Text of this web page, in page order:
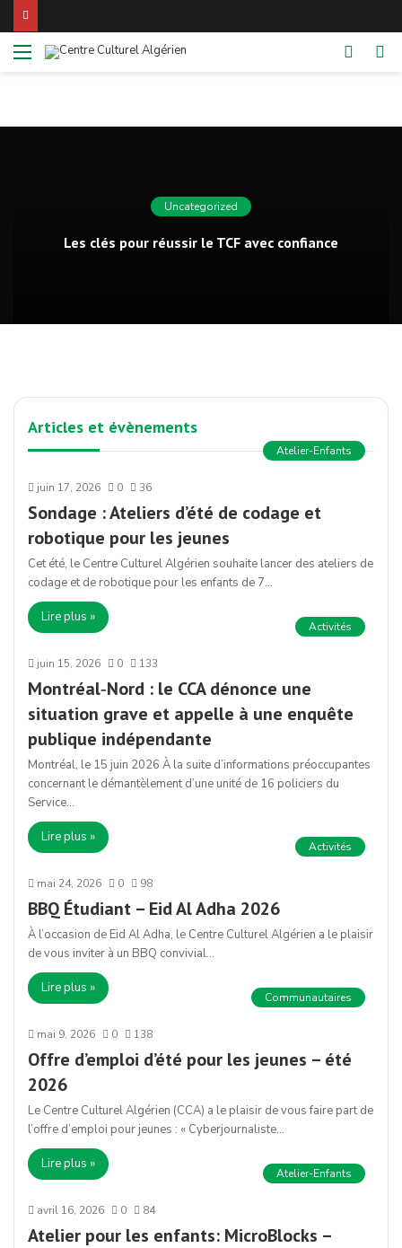
Menu
Switch
Uncategorized
Les clés pour réussir le TCF avec confiance
Articles et évènements
Atelier-Enfants
juin 17, 2026 0 36
Sondage : Ateliers d’été de codage et
robotique pour les jeunes
Cet été, le Centre Culturel Algérien souhaite lancer des ateliers de
codage et de robotique pour les enfants de 7…
Lire plus »
Activités
juin 15, 2026 0 133
Montréal‑Nord : le CCA dénonce une
situation grave et appelle à une enquête
publique indépendante
Montréal, le 15 juin 2026 À la suite d’informations préoccupantes
concernant le démantèlement d’une unité de 16 policiers du
Service…
Lire plus »
Activités
mai 24, 2026 0 98
BBQ Étudiant – Eid Al Adha 2026
À l’occasion de Eid Al Adha, le Centre Culturel Algérien a le plaisir
de vous inviter à un BBQ convivial…
Lire plus »
Communautaires
mai 9, 2026 0 138
Offre d’emploi d’été pour les jeunes – été
2026
Le Centre Culturel Algérien (CCA) a le plaisir de vous faire part de
l’offre d’emploi pour jeunes : « Cyberjournaliste…
Lire plus »
Atelier-Enfants
avril 16, 2026 0 84
Atelier pour les enfants: MicroBlocks –